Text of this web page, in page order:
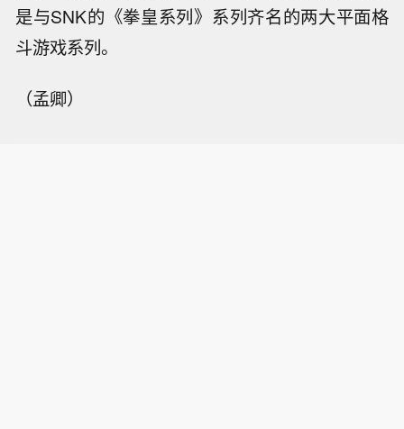
是与SNK的《拳皇系列》系列齐名的两大平面格
斗游戏系列。
（孟卿）